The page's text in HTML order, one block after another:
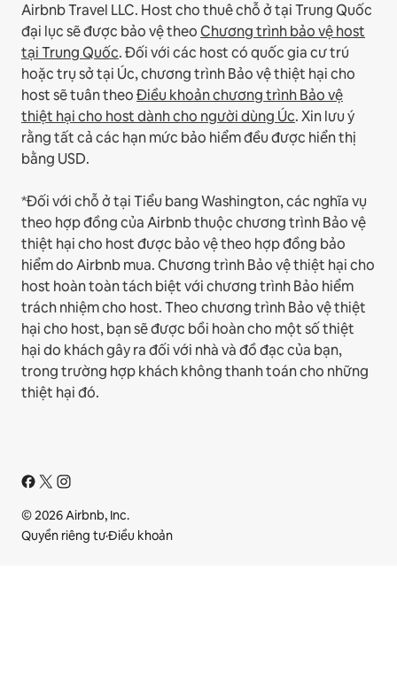
Airbnb Travel LLC. Host cho thuê chỗ ở tại Trung Quốc
đại lục sẽ được bảo vệ theoChương trình bảo vệ host
tại Trung Quốc.Đối với các host có quốc gia cư trú
hoặc trụ sở tại Úc, chương trình Bảo vệ thiệt hại cho
host sẽ tuân theoĐiều khoản chương trình Bảo vệ
thiệt hại cho host dành cho người dùng Úc. Xin lưu ý
rằng tất cả các hạn mức bảo hiểm đều được hiển thị
bằng USD.
*Đối với chỗ ở tại Tiểu bang Washington, các nghĩa vụ
theo hợp đồng của Airbnb thuộc chương trình Bảo vệ
thiệt hại cho host được bảo vệ theo hợp đồng bảo
hiểm do Airbnb mua. Chương trình Bảo vệ thiệt hại cho
host hoàn toàn tách biệt với chương trình Bảo hiểm
trách nhiệm cho host. Theo chương trình Bảo vệ thiệt
hại cho host, bạn sẽ được bồi hoàn cho một số thiệt
hại do khách gây ra đối với nhà và đồ đạc của bạn,
trong trường hợp khách không thanh toán cho những
thiệt hại đó.
© 2026 Airbnb, Inc.
Quyền riêng tư·Điều khoản